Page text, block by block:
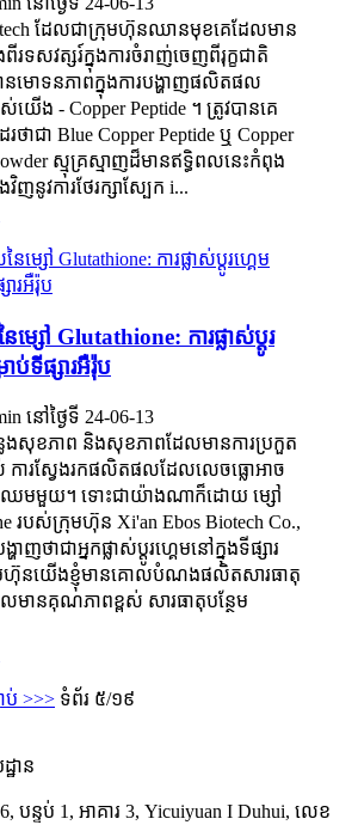
ដែលជាក្រុមហ៊ុនឈានមុខគេដែលមាន
រទសវត្សរ៍ក្នុងការចំរាញ់ចេញពីរុក្ខជាតិ
ានមោទនភាពក្នុងការបង្ហាញផលិតផល
ស់យើង - Copper Peptide ។ ត្រូវបានគេ
រថាជា Blue Copper Peptide ឬ Copper
ស្មុគ្រស្មាញដ៏មានឥទ្ធិពលនេះកំពុង
នូវការថែរក្សាស្បែក i...
ម្សៅ Glutathione: ការផ្លាស់ប្តូរ
ប់ទីផ្សារអឺរ៉ុប
នៅថ្ងៃទី 24-06-13
ែងសុខភាព និងសុខភាពដែលមានការប្រកួត
ការស្វែងរកផលិតផលដែលលេចធ្លោអាច
រឈមមួយ។ ទោះជាយ៉ាងណាក៏ដោយ ម្សៅ
របស់ក្រុមហ៊ុន Xi'an Ebos Biotech Co.,
ាញថាជាអ្នកផ្លាស់ប្តូរហ្គេមនៅក្នុងទីផ្សារ
ហ៊ុនយើងខ្ញុំមានគោលបំណងផលិតសារធាតុ
មានគុណភាពខ្ពស់ សារធាតុបន្ថែម
ប់ >>> ទំព័រ ៥/១៩
បន្ទប់ 1, អាគារ 3, Yicuiyuan I Duhui, លេខ